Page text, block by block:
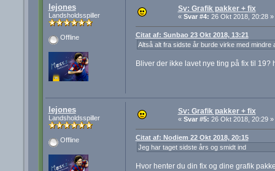
lejones
Landsholdsspiller
Offline
Sv: Grafik pakker + fix
« Svar #4: 26 Okt 2018, 20:28 »
Citat af: Sunbao 23 Okt 2018, 13:21
Altså alt fra sidste år burde virke med mindre
Bliver der ikke lavet nye ting på fix til 19?
lejones
Landsholdsspiller
Offline
Sv: Grafik pakker + fix
« Svar #5: 26 Okt 2018, 20:29 »
Citat af: Nodiem 22 Okt 2018, 20:15
Jeg har taget sidste års og smidt ind
Hvor henter du din fix og dine grafik